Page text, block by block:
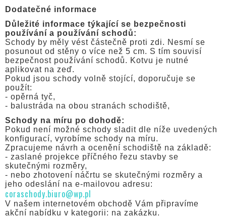
Dodatečné informace
Důležité informace týkající se bezpečnosti
používání a používání schodů:
Schody by měly vést částečně proti zdi. Nesmí se
posunout od stěny o více než 5 cm. S tím souvisí
bezpečnost používání schodů. Kotvu je nutné
aplikovat na zeď.
Pokud jsou schody volně stojící, doporučuje se
použít:
- opěrná tyč,
- balustráda na obou stranách schodiště,
Schody na míru po dohodě:
Pokud není možné schody sladit dle níže uvedených
konfigurací, vyrobíme schody na míru.
Zpracujeme návrh a ocenění schodiště na základě:
- zaslané projekce příčného řezu stavby se
skutečnými rozměry,
- nebo zhotovení náčrtu se skutečnými rozměry a
jeho odeslání na e-mailovou adresu:
coraschody.biuro@wp.pl
V našem internetovém obchodě Vám připravíme
akční nabídku v kategorii: na zakázku.